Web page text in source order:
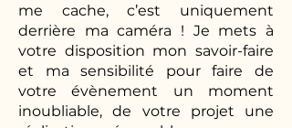
me cache, c’est uniquement
derrière ma caméra ! Je mets à
votre disposition mon savoir-faire
et ma sensibilité pour faire de
votre évènement un moment
inoubliable, de votre projet une